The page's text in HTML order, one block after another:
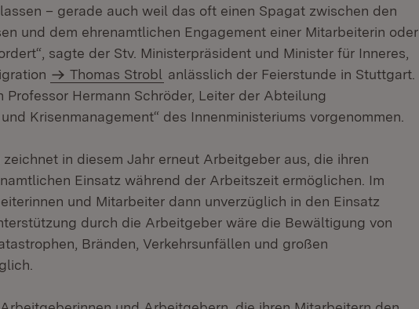
– gerade auch weil das oft einen Spagat zwischen den
und dem ehrenamtlichen Engagement einer Mitarbeiterin oder
sagte der Stv. Ministerpräsident und Minister für Inneres,
Thomas Strobl anlässlich der Feierstunde in Stuttgart.
Professor Hermann Schröder, Leiter der Abteilung
Krisenmanagement“ des Innenministeriums vorgenommen.
in diesem Jahr erneut Arbeitgeber aus, die ihren
Einsatz während der Arbeitszeit ermöglichen. Im
und Mitarbeiter dann unverzüglich in den Einsatz
durch die Arbeitgeber wäre die Bewältigung von
Bränden, Verkehrsunfällen und großen